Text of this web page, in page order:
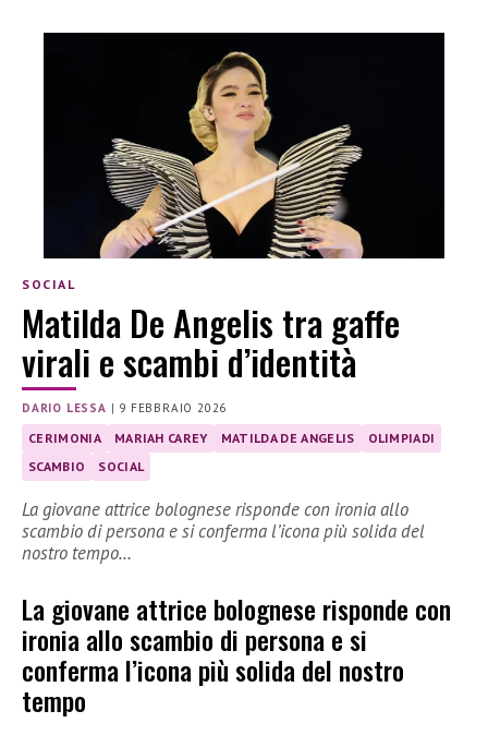
SOCIAL
Matilda De Angelis tra gaffe
virali e scambi d’identità
DARIO LESSA | 9 FEBBRAIO 2026
CERIMONIA MARIAH CAREY MATILDA DE ANGELIS
OLIMPIADI
SCAMBIO
SOCIAL
La giovane attrice bolognese risponde con ironia allo
scambio di persona e si conferma l’icona più solida del
nostro tempo…
La giovane attrice bolognese risponde con
ironia allo scambio di persona e si
conferma l’icona più solida del nostro
tempo